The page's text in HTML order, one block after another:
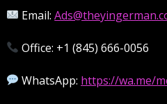
Email:
Office: ‪+1 (845) 666-0056‬
WhatsApp: https://wa.me/